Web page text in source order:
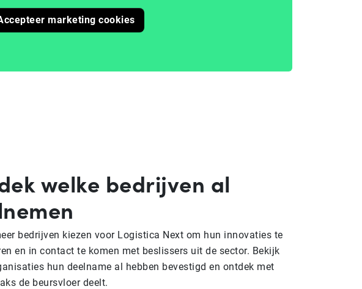
marketing cookies
welke bedrijven al
bedrijven kiezen voor Logistica Next om hun innovaties te
en in contact te komen met beslissers uit de sector. Bekijk
hun deelname al hebben bevestigd en ontdek met
de beursvloer deelt.